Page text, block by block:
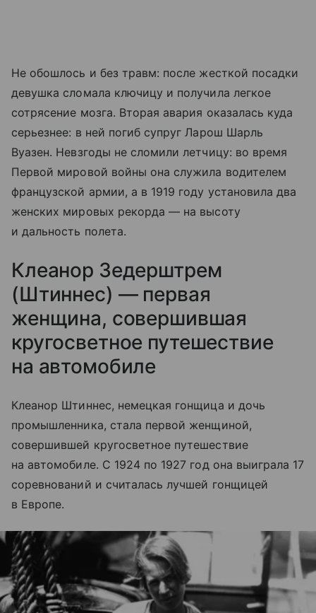
Не обошлось и без травм: после жесткой посадки
девушка сломала ключицу и получила легкое
сотрясение мозга. Вторая авария оказалась куда
серьезнее: в ней погиб супруг Ларош Шарль
Вуазен. Невзгоды не сломили летчицу: во время
Первой мировой войны она служила водителем
французской армии, а в 1919 году установила два
женских мировых рекорда — на высоту
и дальность полета.
Клеанор Зедерштрем
(Штиннес) — первая
женщина, совершившая
кругосветное путешествие
на автомобиле
Клеанор Штиннес, немецкая гонщица и дочь
промышленника, стала первой женщиной,
совершившей кругосветное путешествие
на автомобиле. С 1924 по 1927 год она выиграла 17
соревнований и считалась лучшей гонщицей
в Европе.